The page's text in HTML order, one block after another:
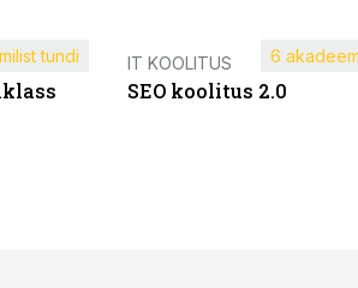
tundi IT KOOLITUS
SEO koolitus 2.0
6